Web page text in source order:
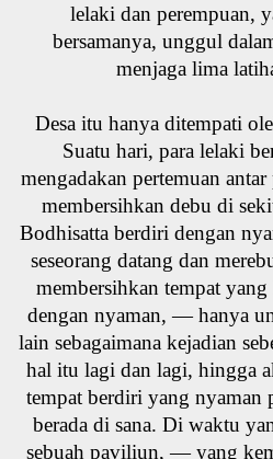
lelaki dan perempuan,
bersamanya, unggul
menjaga lima
Desa itu hanya ditempati
Suatu hari, para lelaki
mengadakan pertemuan
membersihkan debu di
Bodhisatta berdiri dengan
seseorang datang dan
membersihkan tempat
dengan nyaman, — hanya
lain sebagaimana kejadian
hal itu lagi dan lagi, hingga
tempat berdiri yang nyaman
berada di sana. Di waktu
sebuah paviliun, — yang